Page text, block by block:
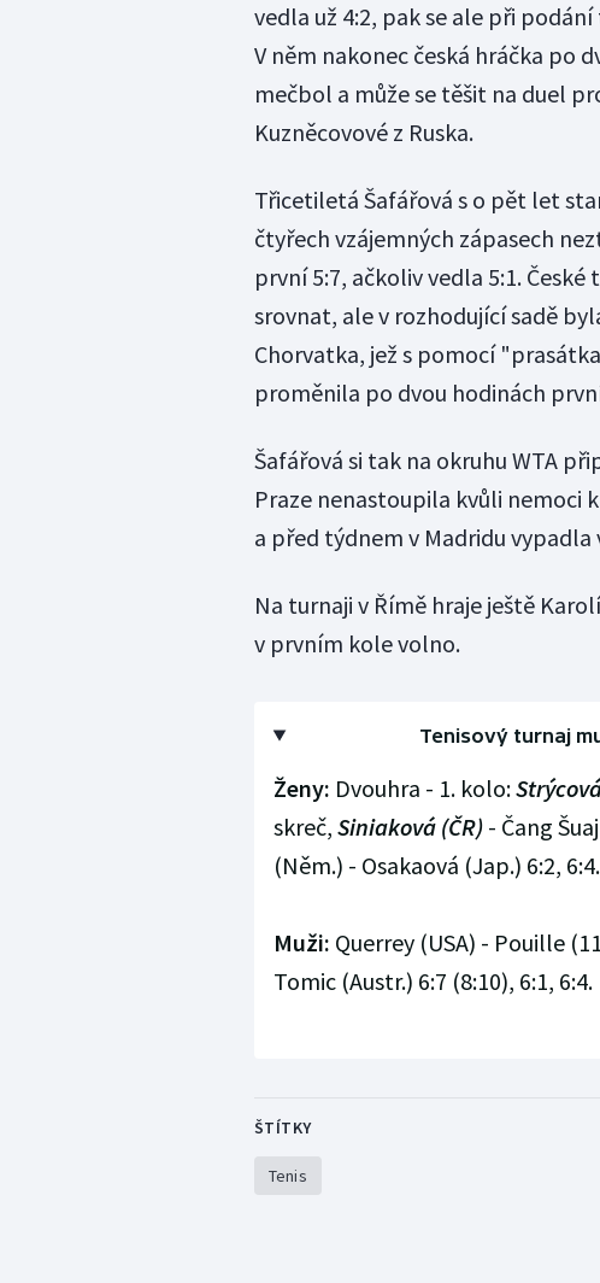
vedla už 4:2, pak se ale při
V něm nakonec česká hráčka po
mečbol a může se těšit na duel
Kuzněcovové z Ruska.
Třicetiletá Šafářová s o pět let
čtyřech vzájemných zápasech
první 5:7, ačkoliv vedla 5:1.
srovnat, ale v rozhodující sadě
Chorvatka, jež s pomocí
proměnila po dvou hodinách
Šafářová si tak na okruhu WTA
Praze nenastoupila kvůli nemoci
a před týdnem v Madridu
Na turnaji v Římě hraje ještě
v prvním kole volno.
Tenisový turnaj
Ženy: Dvouhra - 1. kolo:
skreč, Siniaková (ČR)- Čang
(Něm.) - Osakaová (Jap.) 6:2, 6:4.
Muži: Querrey (USA) - Pouille
Tomic (Austr.) 6:7 (8:10), 6:1, 6:4.
ŠTÍTKY
Tenis